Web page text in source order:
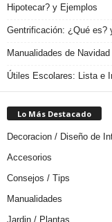
Hipotecar? y Ejemplos
Gentrificación: ¿Qué es?
Manualidades de
Útiles Escolares: Lista e
Lo Más Destacado
Decoracion / Diseño de
Accesorios
Consejos / Tips
Manualidades
Jardin / Plantas